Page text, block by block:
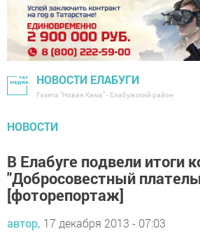
НОВОСТИ ЕЛАБУГИ
Газета "Новая Кама" - Елабужский район
НОВОСТИ
В Елабуге подвели итоги
"Добросовестный
[фоторепортаж]
автор, 17 декабря 2013 - 07:03